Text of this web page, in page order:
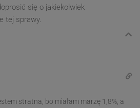
się o jakiekolwiek
tej sprawy.
stratna, bo miałam marzę 1,8%, a